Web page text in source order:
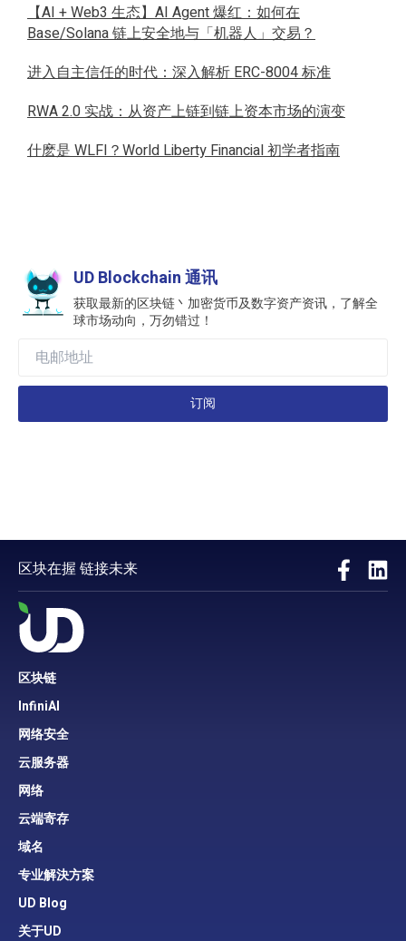
【AI + Web3 生态】AI Agent 爆红：如何在
Base/Solana 链上安全地与「机器人」交易？
进入自主信任的时代：深入解析 ERC-8004 标准
RWA 2.0 实战：从资产上链到链上资本市场的演变
什麽是 WLFI？World Liberty Financial 初学者指南
UD Blockchain 通讯
获取最新的区块链丶加密货币及数字资产资讯，了解全
球市场动向，万勿错过！
订阅
区块在握 链接未来
区块链
InfiniAI
网络安全
云服务器
网络
云端寄存
域名
专业解決方案
UD Blog
关于UD